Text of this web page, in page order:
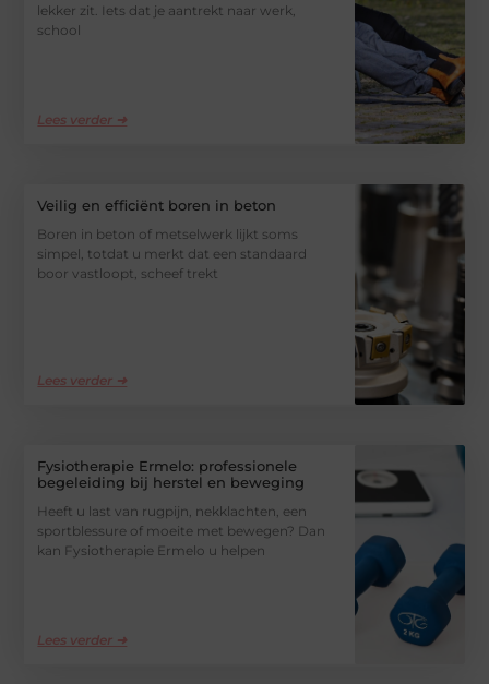
lekker zit. Iets dat je aantrekt naar werk,
school
Lees verder ➜
Veilig en efficiënt boren in beton
Boren in beton of metselwerk lijkt soms
simpel, totdat u merkt dat een standaard
boor vastloopt, scheef trekt
Lees verder ➜
Fysiotherapie Ermelo: professionele
begeleiding bij herstel en beweging
Heeft u last van rugpijn, nekklachten, een
sportblessure of moeite met bewegen? Dan
kan Fysiotherapie Ermelo u helpen
Lees verder ➜